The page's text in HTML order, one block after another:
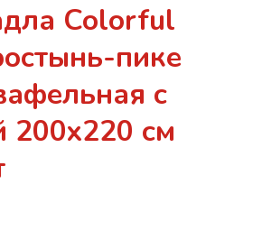
Colorful
пике
с
200x220 см